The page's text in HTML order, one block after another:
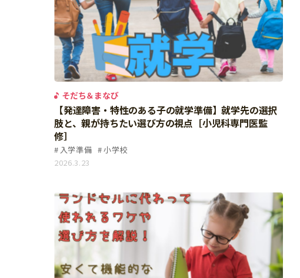
そだち＆まなび
【発達障害・特性のある子の就学準備】就学先の選択
肢と、親が持ちたい選び方の視点［小児科専門医監
修］
入学準備
小学校
2026.3.23